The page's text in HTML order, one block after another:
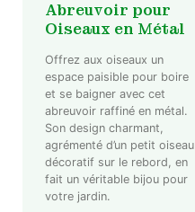
Abreuvoir pour
Oiseaux en Métal
Offrez aux oiseaux un
espace paisible pour boire
et se baigner avec cet
abreuvoir raffiné en métal.
Son design charmant,
agrémenté d’un petit oiseau
décoratif sur le rebord, en
fait un véritable bijou pour
votre jardin.